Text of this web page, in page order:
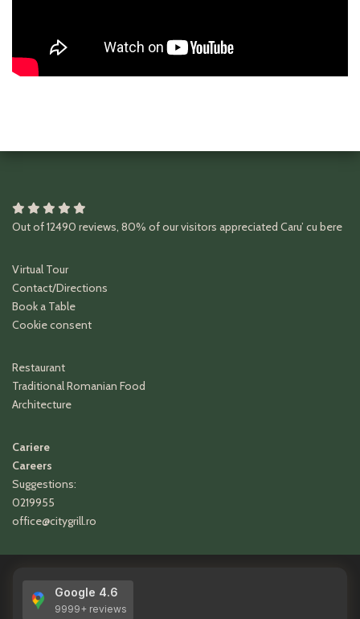
Out of12490 reviews 80% of our visitors appreciated Caru’ cu bere
Virtual Tour
Contact/Directions
Book a Table
Cookie consent
Restaurant
Traditional Romanian Food
Architecture
Cariere
Careers
Suggestions:
0219955
office@citygrill.ro